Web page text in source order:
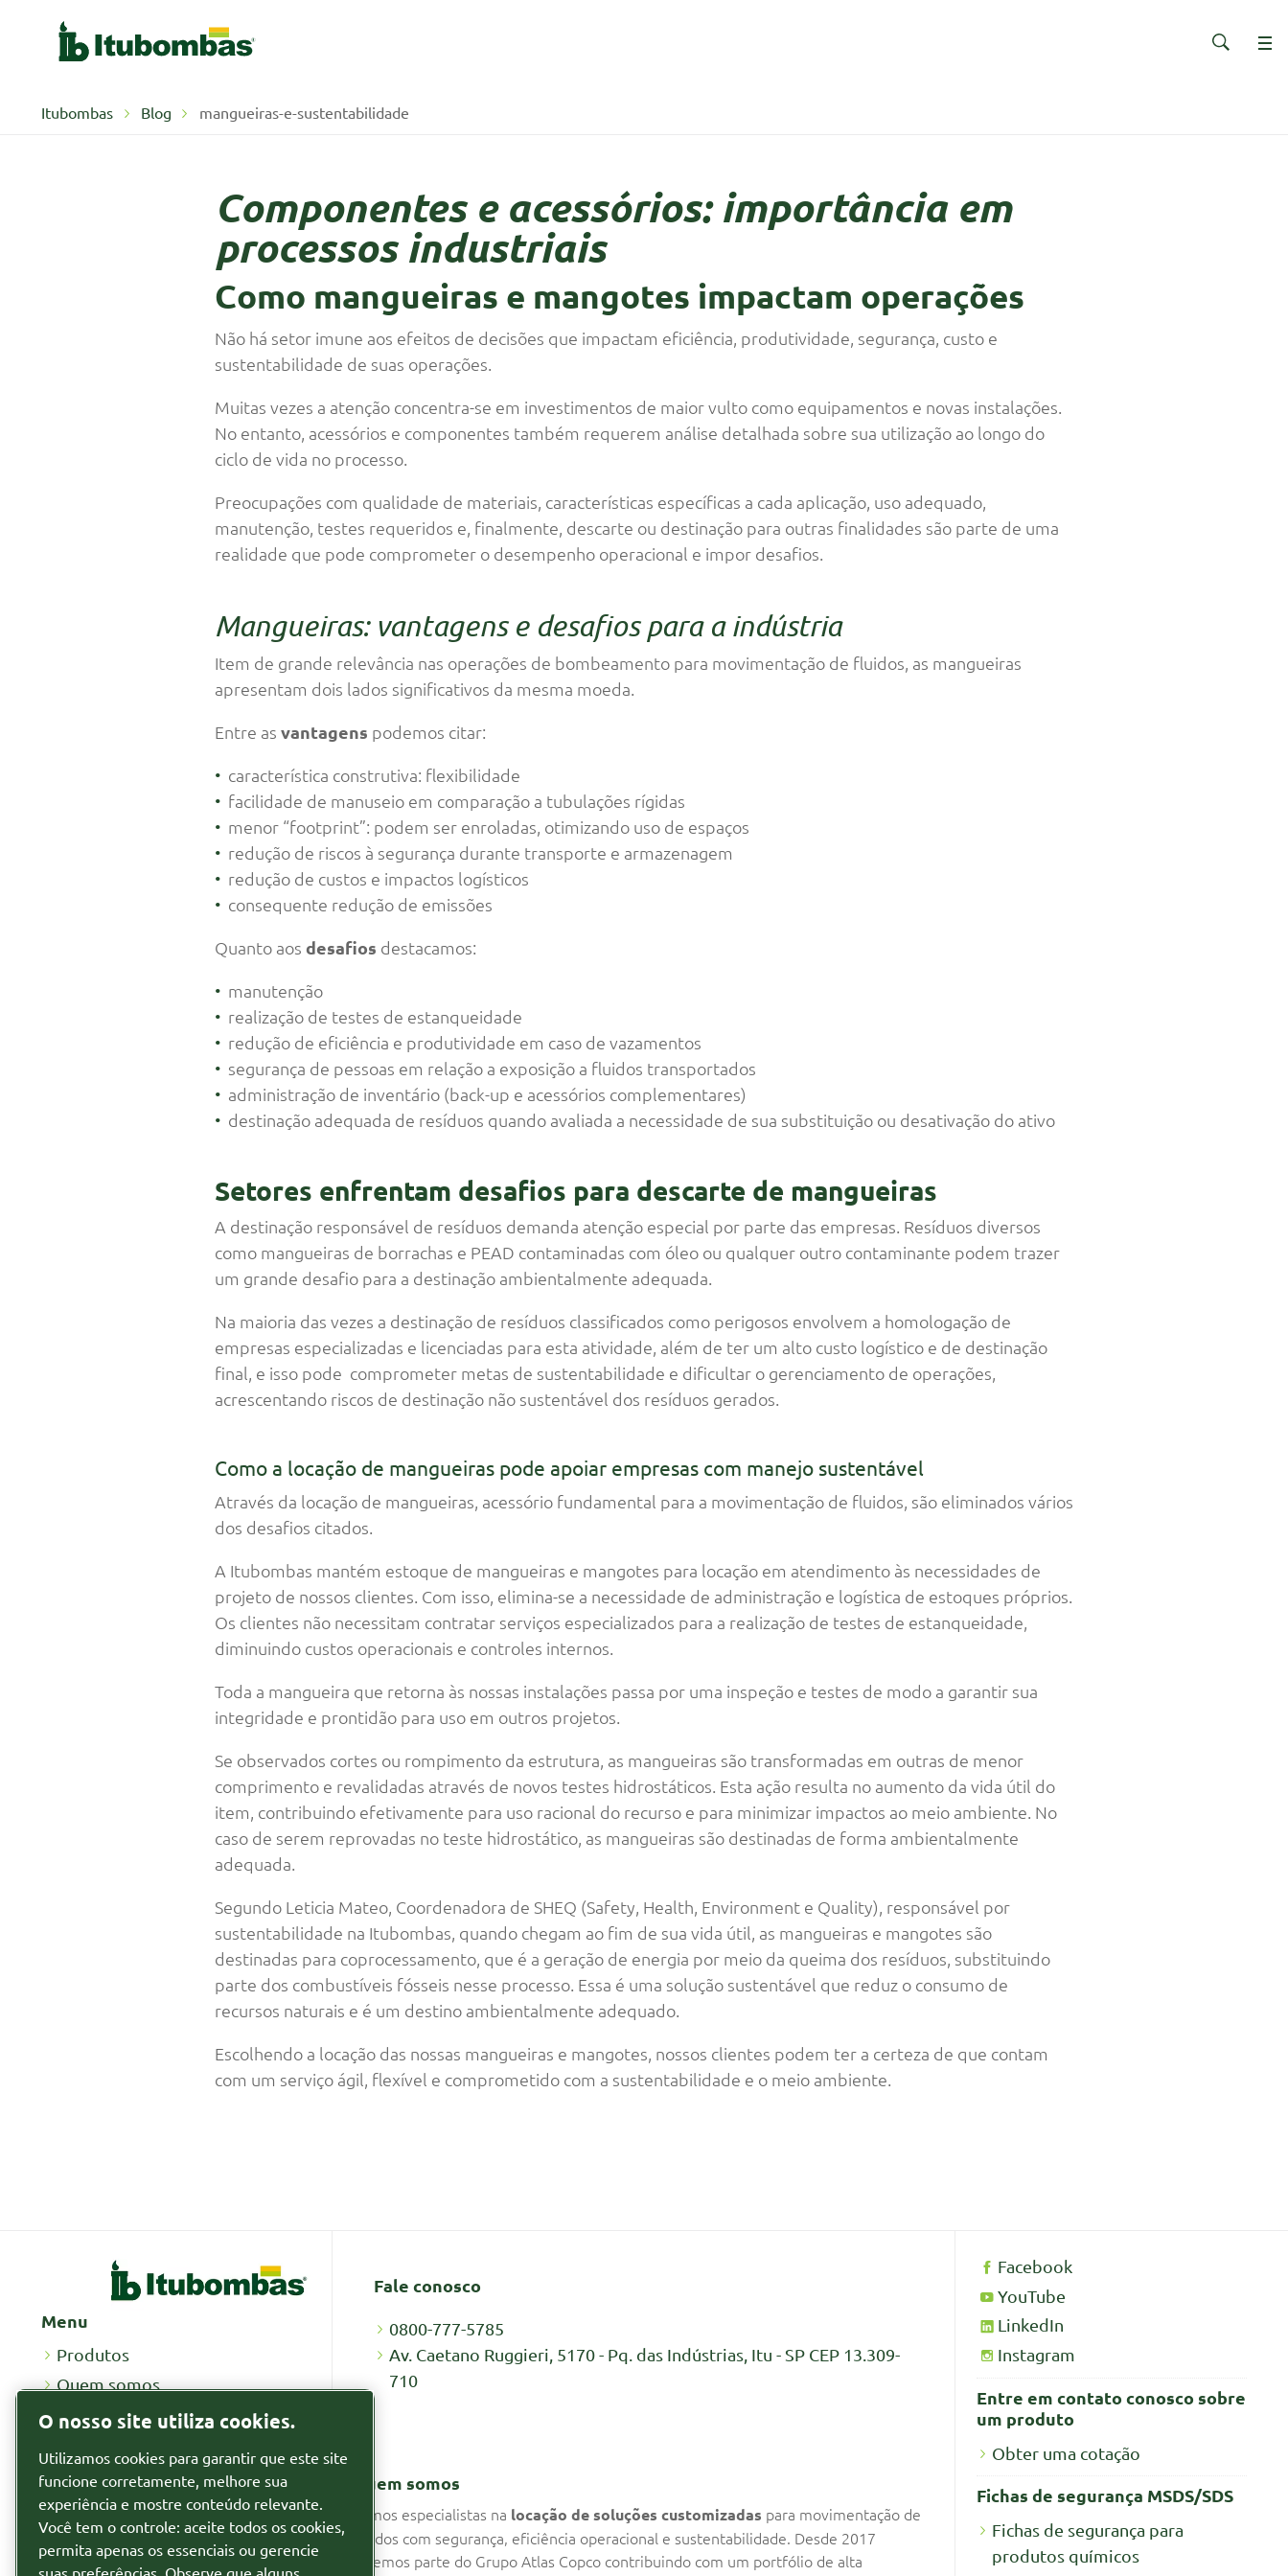
Itubombas Blog mangueiras-e-sustentabilidade
Componentes e acessórios: importância em
processos industriais
Como mangueiras e mangotes impactam operações
Não há setor imune aos efeitos de decisões que impactam eficiência, produtividade, segurança, custo e
sustentabilidade de suas operações.
Muitas vezes a atenção concentra-se em investimentos de maior vulto como equipamentos e novas instalações.
No entanto, acessórios e componentes também requerem análise detalhada sobre sua utilização ao longo do
ciclo de vida no processo.
Preocupações com qualidade de materiais, características específicas a cada aplicação, uso adequado,
manutenção, testes requeridos e, finalmente, descarte ou destinação para outras finalidades são parte de uma
realidade que pode comprometer o desempenho operacional e impor desafios.
Mangueiras: vantagens e desafios para a indústria
Item de grande relevância nas operações de bombeamento para movimentação de fluidos, as mangueiras
apresentam dois lados significativos da mesma moeda.
Entre as vantagens podemos citar:
característica construtiva: flexibilidade
facilidade de manuseio em comparação a tubulações rígidas
menor “footprint”: podem ser enroladas, otimizando uso de espaços
redução de riscos à segurança durante transporte e armazenagem
redução de custos e impactos logísticos
consequente redução de emissões
Quanto aos desafios destacamos:
manutenção
realização de testes de estanqueidade
redução de eficiência e produtividade em caso de vazamentos
segurança de pessoas em relação a exposição a fluidos transportados
administração de inventário (back-up e acessórios complementares)
destinação adequada de resíduos quando avaliada a necessidade de sua substituição ou desativação do ativo
Setores enfrentam desafios para descarte de mangueiras
A destinação responsável de resíduos demanda atenção especial por parte das empresas. Resíduos diversos
como mangueiras de borrachas e PEAD contaminadas com óleo ou qualquer outro contaminante podem trazer
um grande desafio para a destinação ambientalmente adequada.
Na maioria das vezes a destinação de resíduos classificados como perigosos envolvem a homologação de
empresas especializadas e licenciadas para esta atividade, além de ter um alto custo logístico e de destinação
final, e isso pode comprometer metas de sustentabilidade e dificultar o gerenciamento de operações,
acrescentando riscos de destinação não sustentável dos resíduos gerados.
Como a locação de mangueiras pode apoiar empresas com manejo sustentável
Através da locação de mangueiras, acessório fundamental para a movimentação de fluidos, são eliminados vários
dos desafios citados.
A Itubombas mantém estoque de mangueiras e mangotes para locação em atendimento às necessidades de
projeto de nossos clientes. Com isso, elimina-se a necessidade de administração e logística de estoques próprios.
Os clientes não necessitam contratar serviços especializados para a realização de testes de estanqueidade,
diminuindo custos operacionais e controles internos.
Toda a mangueira que retorna às nossas instalações passa por uma inspeção e testes de modo a garantir sua
integridade e prontidão para uso em outros projetos.
Se observados cortes ou rompimento da estrutura, as mangueiras são transformadas em outras de menor
comprimento e revalidadas através de novos testes hidrostáticos. Esta ação resulta no aumento da vida útil do
item, contribuindo efetivamente para uso racional do recurso e para minimizar impactos ao meio ambiente. No
caso de serem reprovadas no teste hidrostático, as mangueiras são destinadas de forma ambientalmente
adequada.
Segundo Leticia Mateo, Coordenadora de SHEQ (Safety, Health, Environment e Quality), responsável por
sustentabilidade na Itubombas, quando chegam ao fim de sua vida útil, as mangueiras e mangotes são
destinadas para coprocessamento, que é a geração de energia por meio da queima dos resíduos, substituindo
parte dos combustíveis fósseis nesse processo. Essa é uma solução sustentável que reduz o consumo de
recursos naturais e é um destino ambientalmente adequado.
Escolhendo a locação das nossas mangueiras e mangotes, nossos clientes podem ter a certeza de que contam
com um serviço ágil, flexível e comprometido com a sustentabilidade e o meio ambiente.
Menu
Produtos
Quem somos
Recursos
Notícias
Segmentos
Relatórios
Fale conosco
0800-777-5785
Av. Caetano Ruggieri, 5170 - Pq. das Indústrias, Itu - SP CEP 13.309-
710
Quem somos
Somos especialistas na locação de soluções customizadas para movimentação de
fluidos com segurança, eficiência operacional e sustentabilidade. Desde 2017
fazemos parte do Grupo Atlas Copco contribuindo com um portfólio de alta
Facebook
YouTube
LinkedIn
Instagram
Entre em contato conosco sobre
um produto
Obter uma cotação
Fichas de segurança MSDS/SDS
Fichas de segurança para
produtos químicos
O nosso site utiliza cookies.
Utilizamos cookies para garantir que este site
funcione corretamente, melhore sua
experiência e mostre conteúdo relevante.
Você tem o controle: aceite todos os cookies,
permita apenas os essenciais ou gerencie